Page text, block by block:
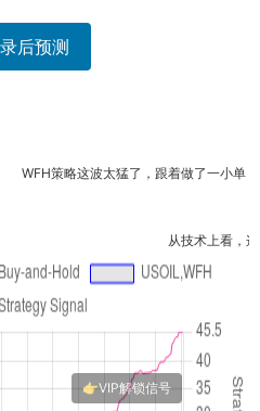
后预测
WFH策略这波太猛了，跟着做了一小单，利
从技术上看，这策